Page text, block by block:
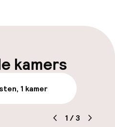
kamers
1 kamer
1 /3